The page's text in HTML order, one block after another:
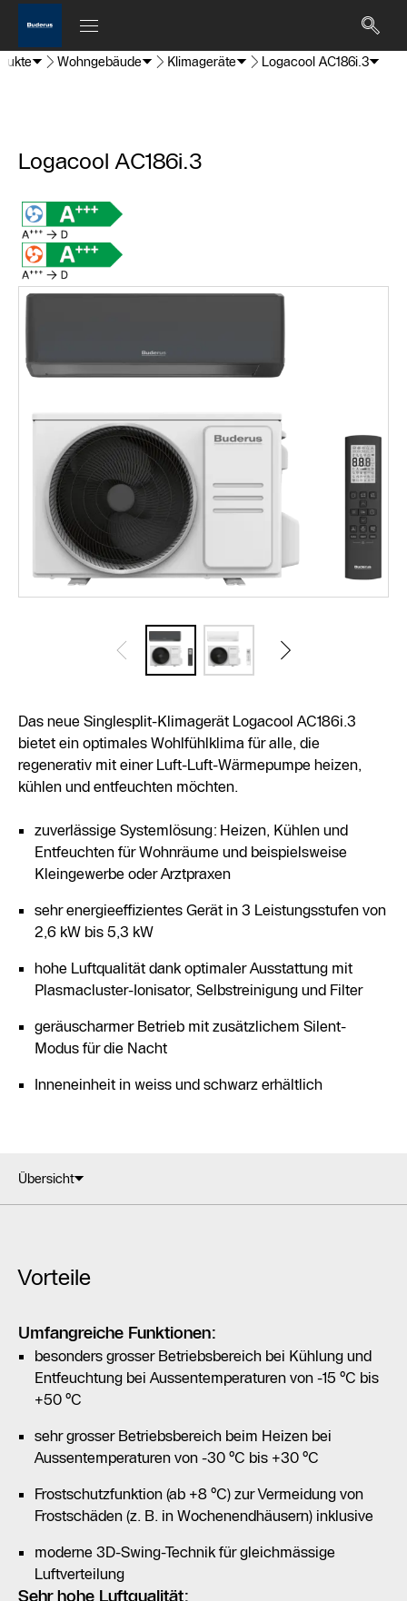
Wohngebäude Klimageräte Logacool AC186i.3
Logacool AC186i.3
Das neue Singlesplit-Klimagerät Logacool AC186i.3
bietet ein optimales Wohlfühlklima für alle, die
regenerativ mit einer Luft-Luft-Wärmepumpe heizen,
kühlen und entfeuchten möchten.
zuverlässige Systemlösung: Heizen, Kühlen und
Entfeuchten für Wohnräume und beispielsweise
Kleingewerbe oder Arztpraxen
sehr energieeffizientes Gerät in 3 Leistungsstufen von
2,6 kW bis 5,3 kW
hohe Luftqualität dank optimaler Ausstattung mit
Plasmacluster-Ionisator, Selbstreinigung und Filter
geräuscharmer Betrieb mit zusätzlichem Silent-
Modus für die Nacht
Inneneinheit in weiss und schwarz erhältlich
Übersicht
Vorteile
Umfangreiche Funktionen:
besonders grosser Betriebsbereich bei Kühlung und
Entfeuchtung bei Aussentemperaturen von -15 °C bis
+50 °C
sehr grosser Betriebsbereich beim Heizen bei
Aussentemperaturen von -30 °C bis +30 °C
Frostschutzfunktion (ab +8 °C) zur Vermeidung von
Frostschäden (z. B. in Wochenendhäusern) inklusive
moderne 3D-Swing-Technik für gleichmässige
Luftverteilung
Sehr hohe Luftqualität: